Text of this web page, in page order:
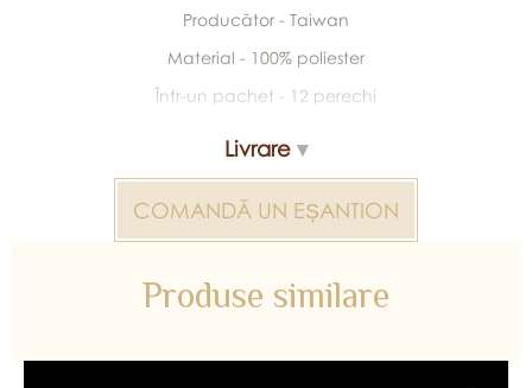
Producător - Taiwan
Material - 100% poliester
Într-un pachet - 12 perechi
Livrare
COMANDĂ UN EȘANTION
Produse similare